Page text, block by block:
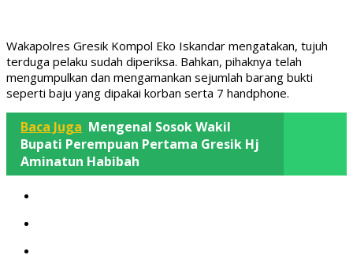
Wakapolres Gresik Kompol Eko Iskandar mengatakan, tujuh
terduga pelaku sudah diperiksa. Bahkan, pihaknya telah
mengumpulkan dan mengamankan sejumlah barang bukti
seperti baju yang dipakai korban serta 7 handphone.
Baca Juga Mengenal Sosok Wakil
Bupati Perempuan Pertama Gresik Hj
Aminatun Habibah